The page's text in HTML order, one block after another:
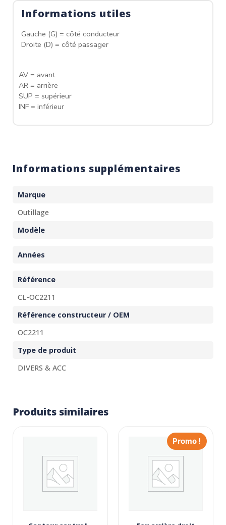
Informations utiles
Gauche (G) = côté conducteur
Droite (D) = côté passager
AV = avant
AR = arrière
SUP = supérieur
INF = inférieur
Informations supplémentaires
Marque
Outillage
Modèle
Années
Référence
CL-OC2211
Référence constructeur / OEM
OC2211
Type de produit
DIVERS & ACC
Produits similaires
Promo !